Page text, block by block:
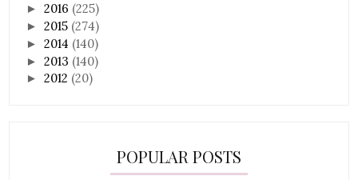
►2016 (225)
►2015 (274)
►2014 (140)
►2013 (140)
►2012 (20)
POPULAR POSTS